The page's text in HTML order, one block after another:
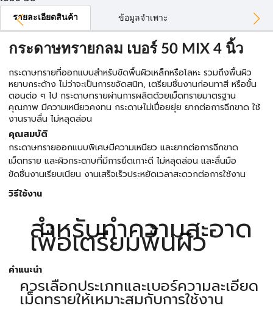
รายละเอียดสินค้า ข้อมูลจำเพาะ
กระดาษทรายกลม เบอร์ 50 MIX 4 นิ้ว
กระดาษทรายที่ออกแบบสำหรับขัดพื้นผิวเหล็กหรือโลหะ รวมถึงพื้นผิว
หยาบกระด้าง ไม่ว่าจะเป็นการขจัดสนิท, เตรียมชิ้นงานก่อนทาสี หรือขั้น
ตอนต่อ ๆ ไป กระดาษทรายผ่านการผลิตด้วยเม็ดทรายมาตรฐาน
คุณภาพ มีความเหนียวคงทน กระดาษไม่เปื่อยยุ่ย ยากต่อการฉีกขาด ใช้
งานราบลื่น ไม่หลุดล่อน
คุณสมบัติ
กระดาษทรายออกแบบพิเศษมีความเหนียว และยากต่อการฉีกขาด
เม็ดทราย และผิวกระดาษที่มีการยึดเกาะดี ไม่หลุดล่อน และลื่นมือ
ขัดชิ้นงานเรียบเนียน งานเสร็จเร็วประหยัดเวลาสะดวกต่อการใช้งาน
วิธีใช้งาน
สำหรับทำความสะอาด
เพื่อเตรียมพื้นผิว
คำแนะนำ
ควรเลือกประเภทและเบอร์ความละเอียด
เม็ดทรายให้เหมาะสมกับการใช้งาน